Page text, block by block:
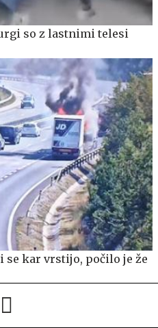
so z lastnimi telesi
se kar vrstijo, počilo je že